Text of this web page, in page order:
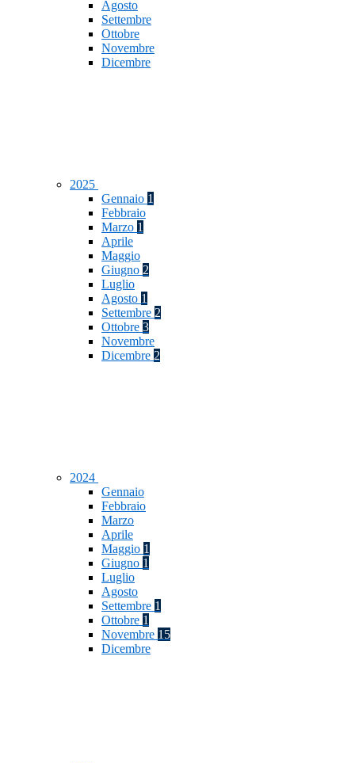
Agosto
Settembre
Ottobre
Novembre
Dicembre
2025
Gennaio 1
Febbraio
Marzo 1
Aprile
Maggio
Giugno 2
Luglio
Agosto 1
Settembre 2
Ottobre 3
Novembre
Dicembre 2
2024
Gennaio
Febbraio
Marzo
Aprile
Maggio 1
Giugno 1
Luglio
Agosto
Settembre 1
Ottobre 1
Novembre 15
Dicembre